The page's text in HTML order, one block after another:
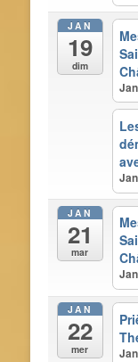
JAN
19
dim
JAN
21
mar
JAN
22
mer